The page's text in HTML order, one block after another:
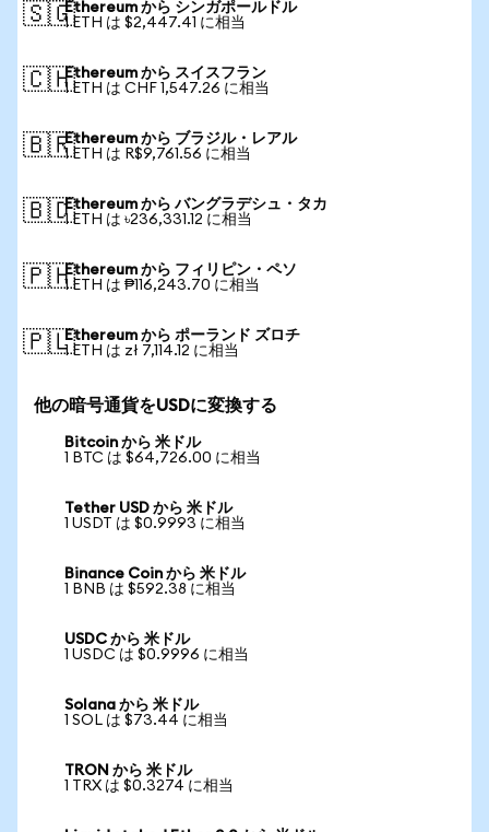
🇸🇬Ethereum から シンガポールドル
1 ETH は $2,447.41 に相当
🇨🇭Ethereum から スイスフラン
1 ETH は CHF 1,547.26 に相当
🇧🇷Ethereum から ブラジル・レアル
1 ETH は R$9,761.56 に相当
🇧🇩Ethereum から バングラデシュ・タカ
1 ETH は ৳236,331.12 に相当
🇵🇭Ethereum から フィリピン・ペソ
1 ETH は ₱116,243.70 に相当
🇵🇱Ethereum から ポーランド ズロチ
1 ETH は zł 7,114.12 に相当
他の暗号通貨をUSDに変換する
Bitcoin から 米ドル
1 BTC は $64,726.00 に相当
Tether USD から 米ドル
1 USDT は $0.9993 に相当
Binance Coin から 米ドル
1 BNB は $592.38 に相当
USDC から 米ドル
1 USDC は $0.9996 に相当
Solana から 米ドル
1 SOL は $73.44 に相当
TRON から 米ドル
1 TRX は $0.3274 に相当